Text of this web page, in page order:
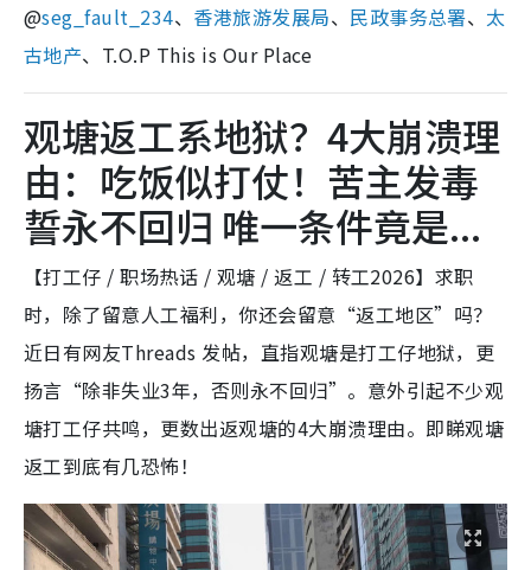
@seg_fault_234、 香港旅游发展局、 民政事务总署、 太
古地产、T.O.P This is Our Place
观塘返工系地狱？4大崩溃理
由：吃饭似打仗！苦主发毒
誓永不回归 唯一条件竟是...
【打工仔 / 职场热话 / 观塘 / 返工 / 转工2026】求职
时，除了留意人工福利，你还会留意“返工地区”吗？
近日有网友Threads 发帖，直指观塘是打工仔地狱，更
扬言“除非失业3年，否则永不回归”。意外引起不少观
塘打工仔共鸣，更数出返观塘的4大崩溃理由。即睇观塘
返工到底有几恐怖！